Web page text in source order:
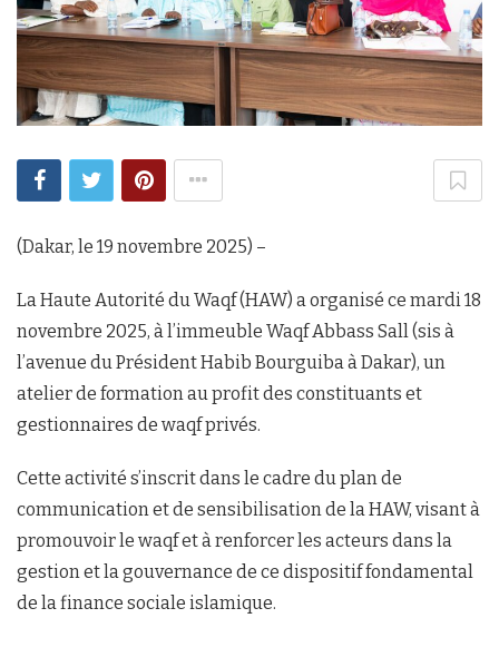
(Dakar, le 19 novembre 2025) –
La Haute Autorité du Waqf (HAW) a organisé ce mardi 18
novembre 2025, à l’immeuble Waqf Abbass Sall (sis à
l’avenue du Président Habib Bourguiba à Dakar), un
atelier de formation au profit des constituants et
gestionnaires de waqf privés.
Cette activité s’inscrit dans le cadre du plan de
communication et de sensibilisation de la HAW, visant à
promouvoir le waqf et à renforcer les acteurs dans la
gestion et la gouvernance de ce dispositif fondamental
de la finance sociale islamique.